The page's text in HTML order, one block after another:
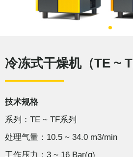
冷冻式干燥机（TE ~
技术规格
系列：TE ~ TF系列
处理气量：10.5 ~ 34.0 m3/min
工作压力：3 ~ 16 Bar(g)